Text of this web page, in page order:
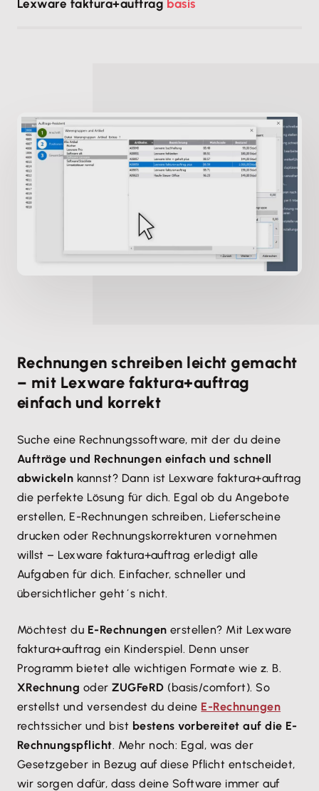
Lexware faktura+auftrag basis
Rechnungen schreiben leicht gemacht
– mit Lexware faktura+auftrag
einfach und korrekt
Suche eine Rechnungssoftware, mit der du deine
Aufträge und Rechnungen einfach und schnell
abwickeln kannst? Dann ist Lexware faktura+auftrag
die perfekte Lösung für dich. Egal ob du Angebote
erstellen, E-Rechnungen schreiben, Lieferscheine
drucken oder Rechnungskorrekturen vornehmen
willst – Lexware faktura+auftrag erledigt alle
Aufgaben für dich. Einfacher, schneller und
übersichtlicher geht´s nicht.
Möchtest du E-Rechnungen erstellen? Mit Lexware
faktura+auftrag ein Kinderspiel. Denn unser
Programm bietet alle wichtigen Formate wie z. B.
XRechnung oderZUGFeRD (basis/comfort). So
erstellst und versendest du deine E-Rechnungen
rechtssicher und bist bestens vorbereitet auf die E-
Rechnungspflicht. Mehr noch: Egal, was der
Gesetzgeber in Bezug auf diese Pflicht entscheidet,
wir sorgen dafür, dass deine Software immer auf